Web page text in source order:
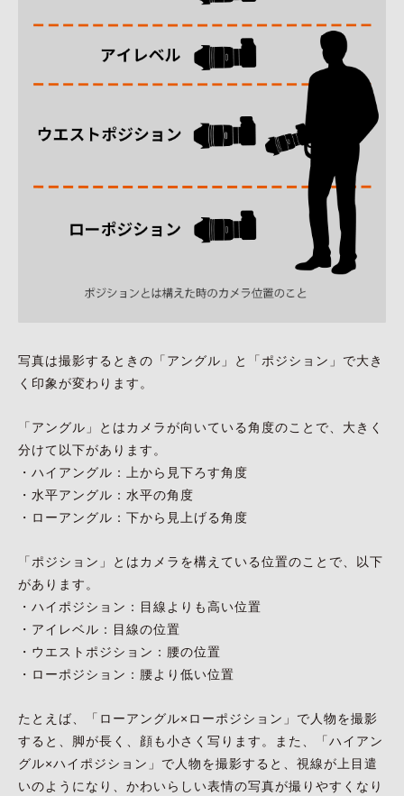
写真は撮影するときの「アングル」と「ポジション」で大き
く印象が変わります。
「アングル」とはカメラが向いている角度のことで、大きく
分けて以下があります。
・ハイアングル：上から見下ろす角度
・水平アングル：水平の角度
・ローアングル：下から見上げる角度
「ポジション」とはカメラを構えている位置のことで、以下
があります。
・ハイポジション：目線よりも高い位置
・アイレベル：目線の位置
・ウエストポジション：腰の位置
・ローポジション：腰より低い位置
たとえば、「ローアングル×ローポジション」で人物を撮影
すると、脚が長く、顔も小さく写ります。また、「ハイアン
グル×ハイポジション」で人物を撮影すると、視線が上目遣
いのようになり、かわいらしい表情の写真が撮りやすくなり